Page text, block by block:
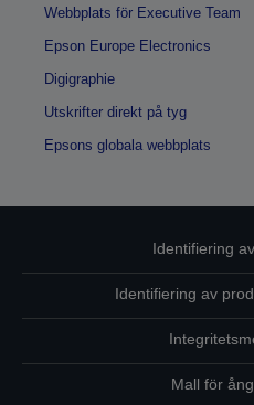
Webbplats för Executive Team
Epson Europe Electronics
Digigraphie
Utskrifter direkt på tyg
Epsons globala webbplats
Identifiering
Identifiering av
Mall för